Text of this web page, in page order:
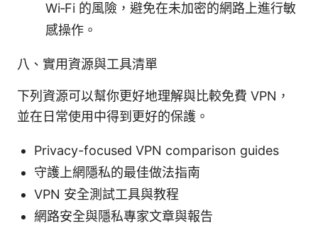
Wi‑Fi 的風險，避免在未加密的網路上進行敏
感操作。
八、實用資源與工具清單
下列資源可以幫你更好地理解與比較免費 VPN，
並在日常使用中得到更好的保護。
Privacy-focused VPN comparison guides
守護上網隱私的最佳做法指南
VPN 安全測試工具與教程
網路安全與隱私專家文章與報告